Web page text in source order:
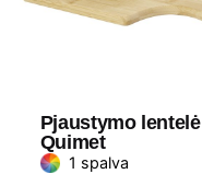
Pjaustymo lentelė
Quimet
1 spalva